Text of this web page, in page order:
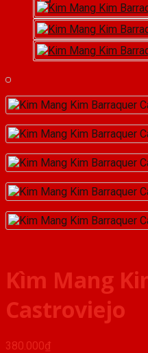
Kìm Mang
Castroviejo
380.000₫